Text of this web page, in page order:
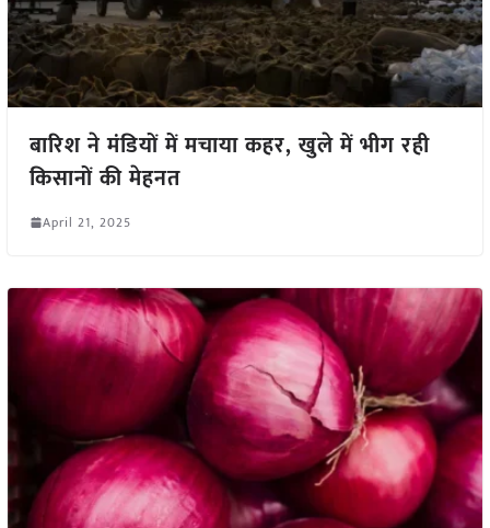
बारिश ने मंडियों में मचाया कहर, खुले में भीग रही
किसानों की मेहनत
April 21, 2025